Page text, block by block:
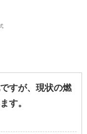
すが、現状の燃
す。